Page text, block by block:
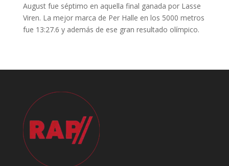
August fue séptimo en aquella final ganada por Lasse
Viren. La mejor marca de Per Halle en los 5000 metros
fue 13:27.6 y además de ese gran resultado olímpico.